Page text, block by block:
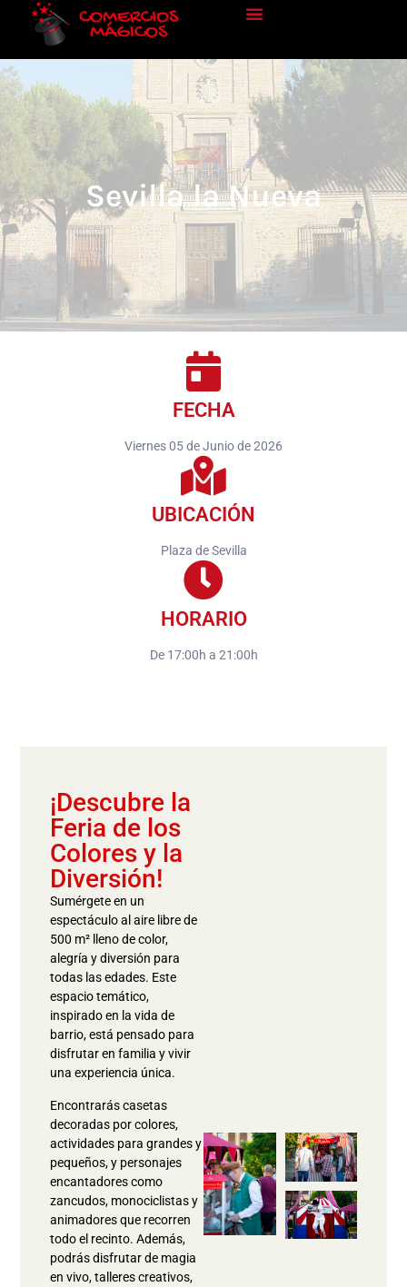
Sevilla la Nueva
FECHA
Viernes 05 de Junio de 2026
UBICACIÓN
Plaza de Sevilla
HORARIO
De 17:00h a 21:00h
¡Descubre la
Feria de los
Colores y la
Diversión!
Sumérgete en un
espectáculo al aire libre de
500 m² lleno de color,
alegría y diversión para
todas las edades. Este
espacio temático,
inspirado en la vida de
barrio, está pensado para
disfrutar en familia y vivir
una experiencia única.
Encontrarás casetas
decoradas por colores,
actividades para grandes y
pequeños, y personajes
encantadores como
zancudos, monociclistas y
animadores que recorren
todo el recinto. Además,
podrás disfrutar de magia
en vivo, talleres creativos,